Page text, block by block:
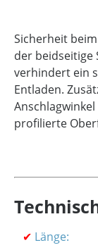
Sicherheit
der beidseitige
verhindert ein
Entladen.
profilierte
✔ Länge: